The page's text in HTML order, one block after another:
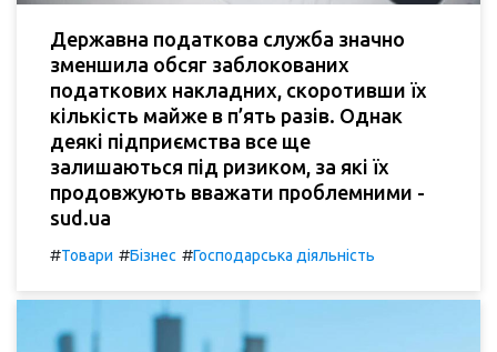
Державна податкова служба значно
зменшила обсяг заблокованих
податкових накладних, скоротивши їх
кількість майже в п’ять разів. Однак
деякі підприємства все ще
залишаються під ризиком, за які їх
продовжують вважати проблемними -
sud.ua
#Товари #Бізнес #Господарська діяльність